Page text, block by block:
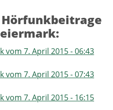
vom 7. April 2015 - 06:43
vom 7. April 2015 - 07:43
vom 7. April 2015 - 16:15